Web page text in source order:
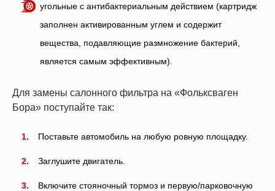
угольные с антибактериальным действием (картридж
заполнен активированным углем и содержит
вещества, подавляющие размножение бактерий,
является самым эффективным).
Для замены салонного фильтра на «Фольксваген
Бора» поступайте так:
Поставьте автомобиль на любую ровную площадку.
Заглушите двигатель.
Включите стояночный тормоз и первую/парковочную